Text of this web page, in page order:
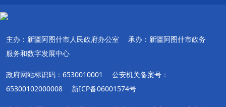
主办：新疆阿图什市人民政府办公室
承办：新疆阿图什市政务
服务和数字发展中心
政府网站标识码：6530010001
公安机关备案号：
65300102000008
新ICP备06001574号